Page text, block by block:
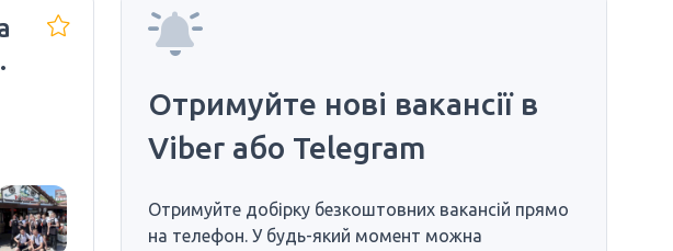
Отримуйте нові вакансії в
Viber або Telegram
Отримуйте добірку безкоштовних вакансій прямо
на телефон. У будь-який момент можна